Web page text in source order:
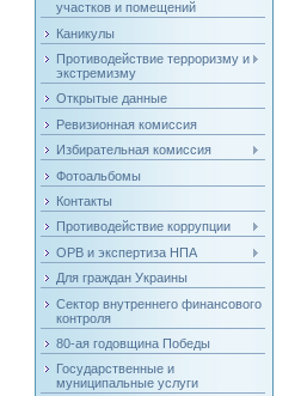
участков и помещений
Каникулы
Противодействие терроризму и
экстремизму
Открытые данные
Ревизионная комиссия
Избирательная комиссия
Фотоальбомы
Контакты
Противодействие коррупции
ОРВ и экспертиза НПА
Для граждан Украины
Сектор внутреннего финансового
контроля
80-ая годовщина Победы
Государственные и
муниципальные услуги